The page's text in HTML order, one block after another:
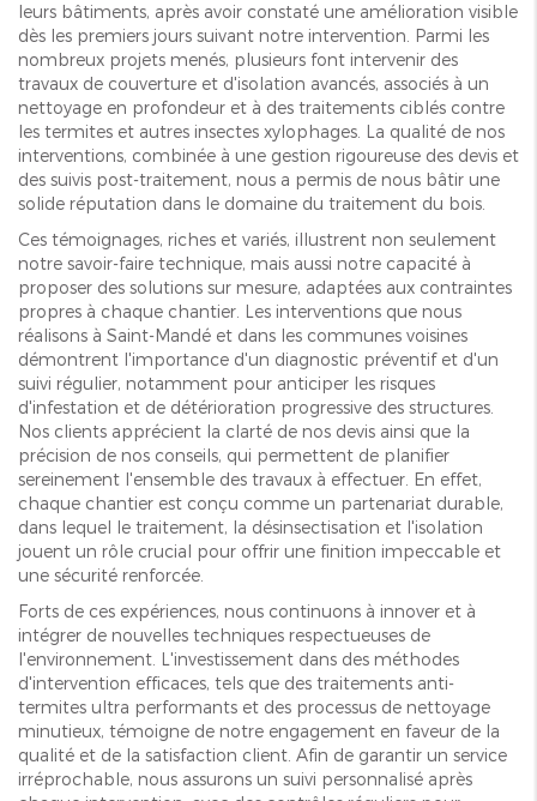
leurs bâtiments, après avoir constaté une amélioration visible
dès les premiers jours suivant notre intervention. Parmi les
nombreux projets menés, plusieurs font intervenir des
travaux de couverture et d'isolation avancés, associés à un
nettoyage en profondeur et à des traitements ciblés contre
les termites et autres insectes xylophages. La qualité de nos
interventions, combinée à une gestion rigoureuse des devis et
des suivis post-traitement, nous a permis de nous bâtir une
solide réputation dans le domaine du traitement du bois.
Ces témoignages, riches et variés, illustrent non seulement
notre savoir-faire technique, mais aussi notre capacité à
proposer des solutions sur mesure, adaptées aux contraintes
propres à chaque chantier. Les interventions que nous
réalisons à Saint-Mandé et dans les communes voisines
démontrent l'importance d'un diagnostic préventif et d'un
suivi régulier, notamment pour anticiper les risques
d'infestation et de détérioration progressive des structures.
Nos clients apprécient la clarté de nos devis ainsi que la
précision de nos conseils, qui permettent de planifier
sereinement l'ensemble des travaux à effectuer. En effet,
chaque chantier est conçu comme un partenariat durable,
dans lequel le traitement, la désinsectisation et l'isolation
jouent un rôle crucial pour offrir une finition impeccable et
une sécurité renforcée.
Forts de ces expériences, nous continuons à innover et à
intégrer de nouvelles techniques respectueuses de
l'environnement. L'investissement dans des méthodes
d'intervention efficaces, tels que des traitements anti-
termites ultra performants et des processus de nettoyage
minutieux, témoigne de notre engagement en faveur de la
qualité et de la satisfaction client. Afin de garantir un service
irréprochable, nous assurons un suivi personnalisé après